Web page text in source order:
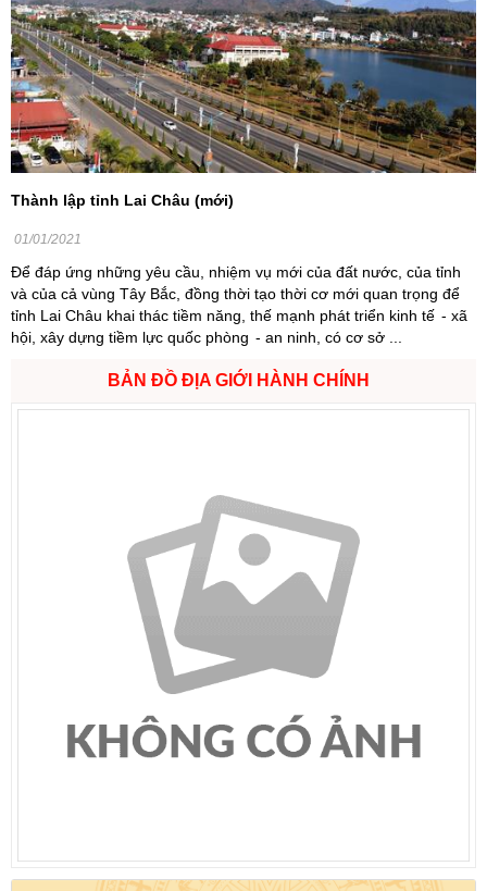
Thành lập tỉnh Lai Châu (mới)
01/01/2021
Để đáp ứng những yêu cầu, nhiệm vụ mới của đất nước, của tỉnh
và của cả vùng Tây Bắc, đồng thời tạo thời cơ mới quan trọng để
tỉnh Lai Châu khai thác tiềm năng, thế mạnh phát triển kinh tế - xã
hội, xây dựng tiềm lực quốc phòng - an ninh, có cơ sở ...
BẢN ĐỒ ĐỊA GIỚI HÀNH CHÍNH